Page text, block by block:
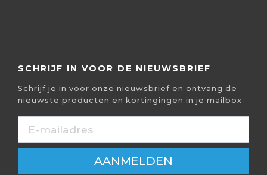
SCHRIJF IN VOOR DE NIEUWSBRIEF
Schrijf je in voor onze nieuwsbrief en ontvang de
nieuwste producten en kortingingen in je mailbox
AANMELDEN